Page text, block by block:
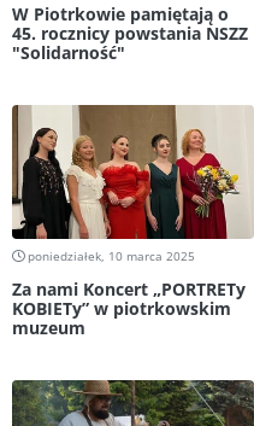
W Piotrkowie pamiętają o
45. rocznicy powstania NSZZ
"Solidarność"
poniedziałek, 10 marca 2025
Za nami Koncert „PORTRETy
KOBIETy” w piotrkowskim
muzeum